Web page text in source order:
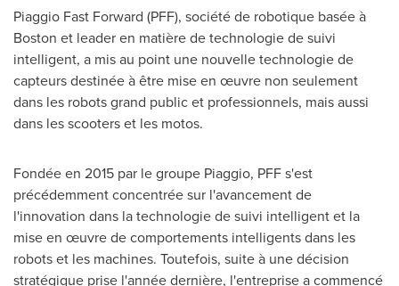
Piaggio Fast Forward (PFF), société de robotique basée à
Boston et leader en matière de technologie de suivi
intelligent, a mis au point une nouvelle technologie de
capteurs destinée à être mise en œuvre non seulement
dans les robots grand public et professionnels, mais aussi
dans les scooters et les motos.
Fondée en 2015 par le groupe Piaggio, PFF s'est
précédemment concentrée sur l'avancement de
l'innovation dans la technologie de suivi intelligent et la
mise en œuvre de comportements intelligents dans les
robots et les machines. Toutefois, suite à une décision
stratégique prise l'année dernière, l'entreprise a commencé